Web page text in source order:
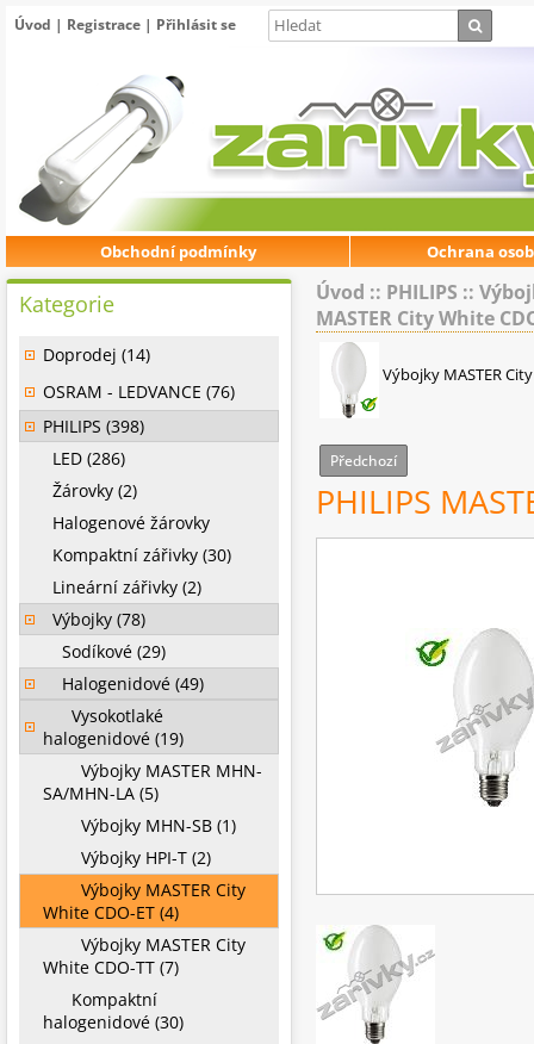
Úvod | Registrace | Přihlásit se
Obchodní podmínky Ochrana
Úvod :: PHILIPS ::
MASTER City White
Výbojky MASTER
Předchozí
PHILIPS
Kategorie
Doprodej (14)
OSRAM - LEDVANCE (76)
PHILIPS (398)
LED (286)
Žárovky (2)
Halogenové žárovky
Kompaktní zářivky (30)
Lineární zářivky (2)
Výbojky (78)
Sodíkové (29)
Halogenidové (49)
Vysokotlaké
halogenidové (19)
Výbojky MASTER MHN-
SA/MHN-LA (5)
Výbojky MHN-SB (1)
Výbojky HPI-T (2)
Výbojky MASTER City
White CDO-ET (4)
Výbojky MASTER City
White CDO-TT (7)
Kompaktní
halogenidové (30)